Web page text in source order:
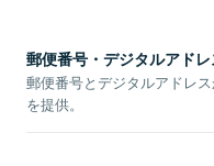
郵便番号・デジタルアド
郵便番号とデジタルアドレ
を提供。